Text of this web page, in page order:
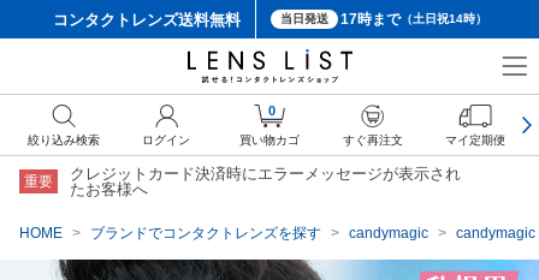
コンタクトレンズ送料無料 当日発送 17時まで（土日祝14時）
重要
クレジットカード決済時にエラーメッセージが表示され
たお客様へ
HOME ブランドでコンタクトレンズを探す candymagic candymagic
絞り込み検索 ログイン
0
買い物カゴ すぐ再注文 マイ定期便
クーポン詳細